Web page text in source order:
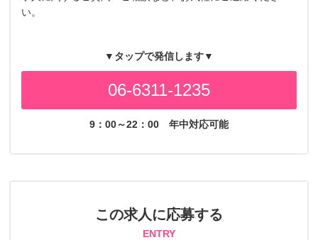
い。
▼タップで発信します▼
06-6311-1235
9：00～22：00 年中対応可能
この求人に応募する
ENTRY